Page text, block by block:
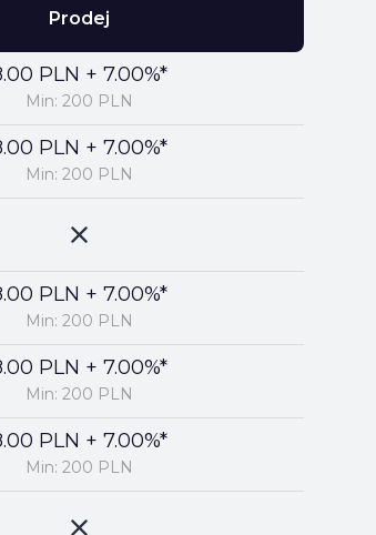
Prodej
PLN + 7.00%*
Min: 200 PLN
PLN + 7.00%*
Min: 200 PLN
PLN + 7.00%*
Min: 200 PLN
PLN + 7.00%*
Min: 200 PLN
PLN + 7.00%*
Min: 200 PLN